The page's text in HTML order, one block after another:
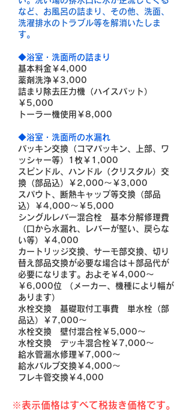
など、お風呂の詰まり、その他、洗面、
洗濯排水のトラブル等を解消いたしま
す。
◆浴室・洗面所の詰まり
基本料金￥4,000
薬剤洗浄￥3,000
詰まり除去圧力機（ハイスパット）
￥5,000
トーラー機使用￥8,000
◆浴室・洗面所の水漏れ
パッキン交換（コマパッキン、上部、ワ
ッシャー等）1枚￥1,000
スピンドル、ハンドル（クリスタル）交
換（部品込）￥2,000～￥3,000
スパウト、断熱キャップ等交換（部品
込）￥4,000～￥5,000
シングルレバー混合栓 基本分解修理費
（口から水漏れ、レバーが堅い、戻らな
い等）￥4,000
カートリッジ交換、サーモ部交換、切り
替え部品交換が必要な場合は＋部品代が
必要になります。およそ￥4,000～
￥6,000位 （メーカー、機種により幅が
あります）
水栓交換 基礎取付工事費 単水栓（部
品込）￥7,000～
水栓交換 壁付混合栓￥5,000～
水栓交換 デッキ混合栓￥7,000～
給水管漏水修理￥7,000～
給水バルブ交換￥4,000～
フレキ管交換￥4,000
※表示価格はすべて税抜き価格です。​​